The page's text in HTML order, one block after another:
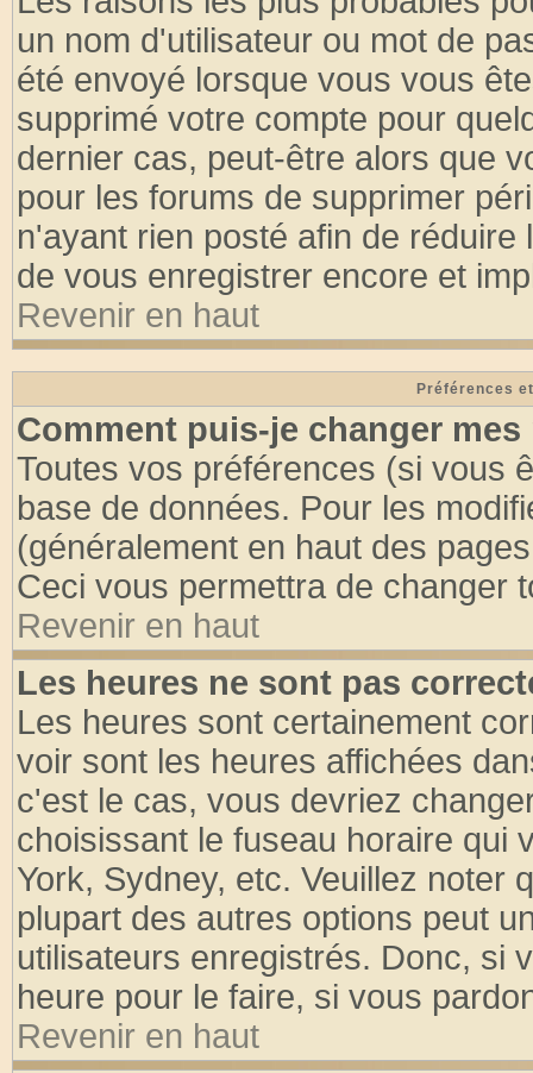
un nom d'utilisateur ou mot de
été envoyé lorsque vous vous
supprimé votre compte pour
dernier cas, peut-être alors que
pour les forums de supprimer
n'ayant rien posté afin de
de vous enregistrer encore et
Revenir en haut
Préférences
Comment puis-je changer mes
Toutes vos préférences (si vous
base de données. Pour les
(généralement en haut des
Ceci vous permettra de changer
Revenir en haut
Les heures ne sont pas
Les heures sont certainement
voir sont les heures affichées
c'est le cas, vous devriez
choisissant le fuseau horaire qui
York, Sydney, etc. Veuillez noter
plupart des autres options peut
utilisateurs enregistrés. Donc, si
heure pour le faire, si vous
Revenir en haut